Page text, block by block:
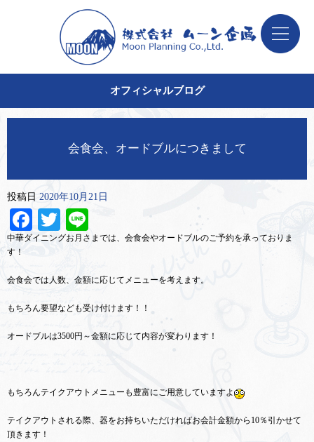
オフィシャルブログ
会食会、オードブルにつきまして
投稿日 2020年10月21日
Facebook
Twitter
中華ダイニングお月さまでは、会食会やオードブルのご予約を承っておりま
す！
会食会では人数、金額に応じてメニューを考えます。
もちろん要望なども受け付けます！！
オードブルは3500円～金額に応じて内容が変わります！
もちろんテイクアウトメニューも豊富にご用意していますよ
テイクアウトされる際、器をお持ちいただければお会計金額から10％引かせて
頂きます！